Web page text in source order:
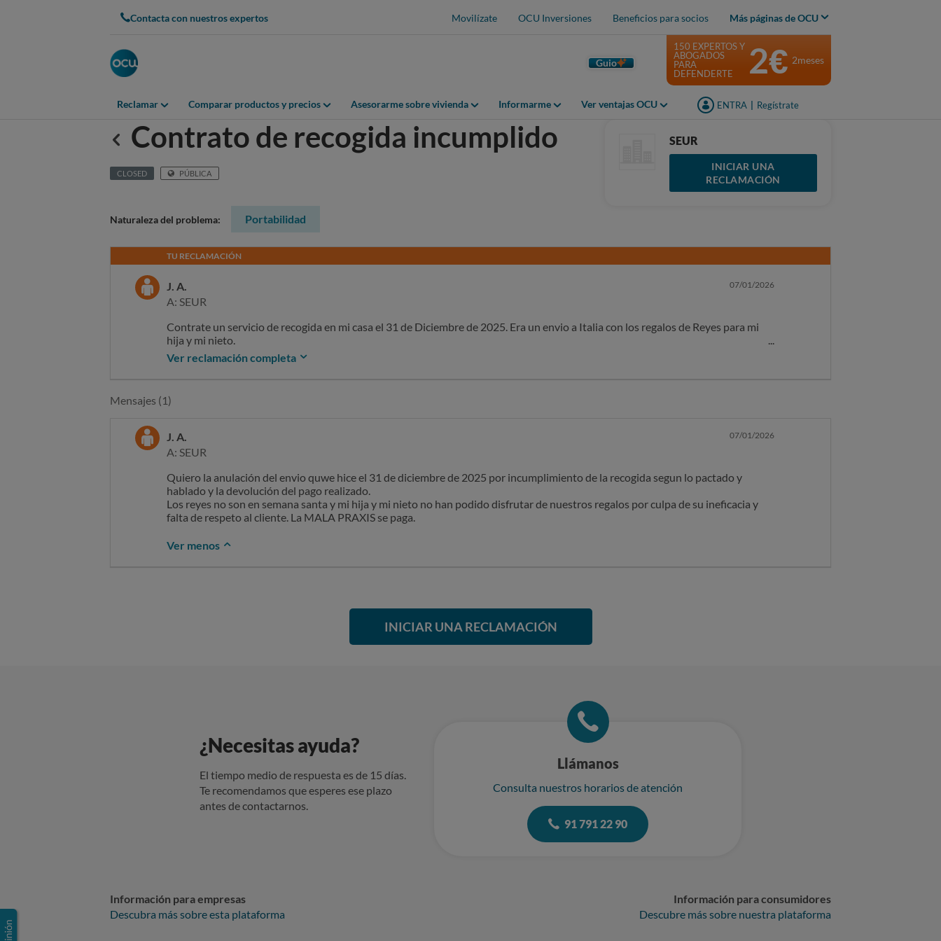
Contacta con nuestros expertos Movilízate OCU Inversiones Beneficios para socios Más páginas de OCU
Guio
Reclamar Comparar productos y precios Asesorarme sobre vivienda Informarme Ver ventajas OCU ENTRA Regístrate
150 EXPERTOS Y
ABOGADOS
PARA
DEFENDERTE
2€ 2meses
Anterior
Contrato de recogida incumplido
CLOSED PÚBLICA
SEUR
INICIAR UNA
RECLAMACIÓN
Naturaleza del problema: Portabilidad
TU RECLAMACIÓN
J. A.
A: SEUR
07/01/2026
Contrate un servicio de recogida en mi casa el 31 de Diciembre de 2025. Era un envio a Italia con los regalos de Reyes para mi
hija y mi nieto.
A fecha de hou 7 de enero lo único que sé es que han cambiado unilateralmete las fechas de recogidas hasta 3 veces.
El servicio está pagado desde el primer momento que hice la petición on line.
injustificado no tiene precio..
Exijo una reparación por los daños irreparables emocionalmente causados
Ver reclamación completa
Mensajes (1)
J. A.
A: SEUR
07/01/2026
Quiero la anulación del envio quwe hice el 31 de diciembre de 2025 por incumplimiento de la recogida segun lo pactado y
hablado y la devolución del pago realizado.
Los reyes no son en semana santa y mi hija y mi nieto no han podido disfrutar de nuestros regalos por culpa de su ineficacia y
falta de respeto al cliente. La MALA PRAXIS se paga.
Ver menos
INICIAR UNA RECLAMACIÓN
¿Necesitas ayuda?
El tiempo medio de respuesta es de 15 días.
Te recomendamos que esperes ese plazo
antes de contactarnos.
Llámanos
Consulta nuestros horarios de atención
91 791 22 90
Información para empresas
Descubra más sobre esta plataforma
Información para consumidores
Descubre más sobre nuestra plataforma